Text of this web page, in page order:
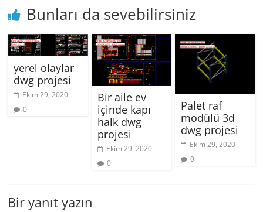
Bunları da sevebilirsiniz
yerel olaylar
dwg projesi
Ekim 29, 2020
0
Bir aile ev
içinde kapı
halk dwg
projesi
Ekim 29, 2020
0
Palet raf
modülü 3d
dwg projesi
Ekim 29, 2020
0
Bir yanıt yazın